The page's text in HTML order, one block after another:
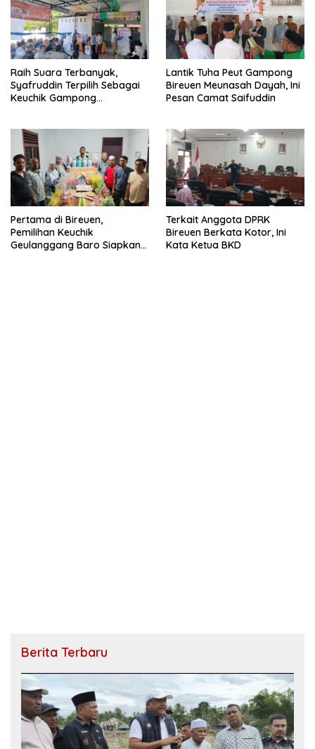
Raih Suara Terbanyak,
Syafruddin Terpilih Sebagai
Keuchik Gampong
Lantik Tuha Peut Gampong
Bireuen Meunasah Dayah, Ini
Pertama di Bireuen,
Pemilihan Keuchik
Geulanggang Baro Siapkan
Terkait Anggota DPRK
Bireuen Berkata Kotor, Ini
Kata Ketua BKD
Berita Terbaru